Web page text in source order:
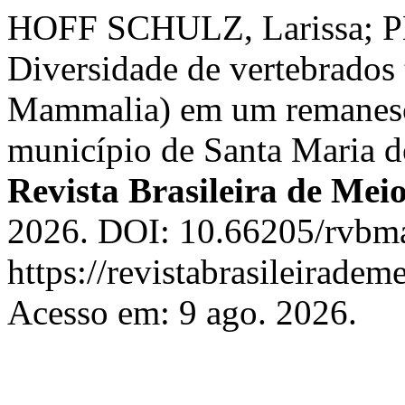
HOFF SCHULZ, Larissa;
Diversidade de
Mammalia) em um
município de Santa Maria
Revista Brasileira de
2026. DOI: 10.66205/
https://
Acesso em: 9 ago. 2026.